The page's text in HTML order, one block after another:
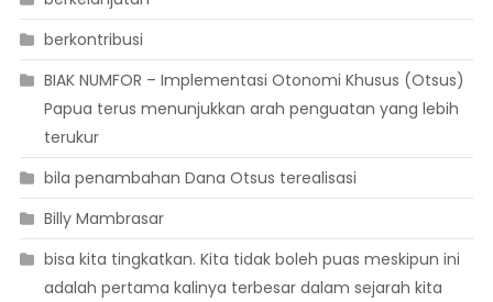
berkontribusi
BIAK NUMFOR – Implementasi Otonomi Khusus (Otsus)
Papua terus menunjukkan arah penguatan yang lebih
terukur
bila penambahan Dana Otsus terealisasi
Billy Mambrasar
bisa kita tingkatkan. Kita tidak boleh puas meskipun ini
adalah pertama kalinya terbesar dalam sejarah kita